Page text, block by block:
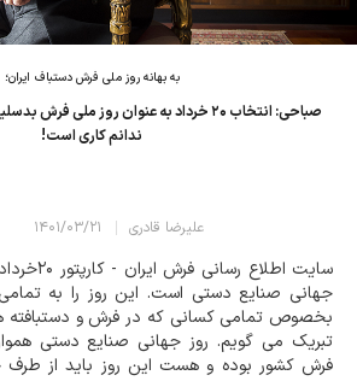
به بهانه روز ملی فرش دستباف ایران؛
صباحی: انتخاب ۲۰ خرداد به عنوان روز ملی
ندانم کاری است!
علیرضا قادری ۱۴۰۱/۰۳/۲۱
جهانی صنایع دستی است. این روز را به
بخصوص تمامی کسانی که در فرش و دستبافته
تبریک می گویم. روز جهانی صنایع دستی
فرش کشور بوده و هست این روز باید از